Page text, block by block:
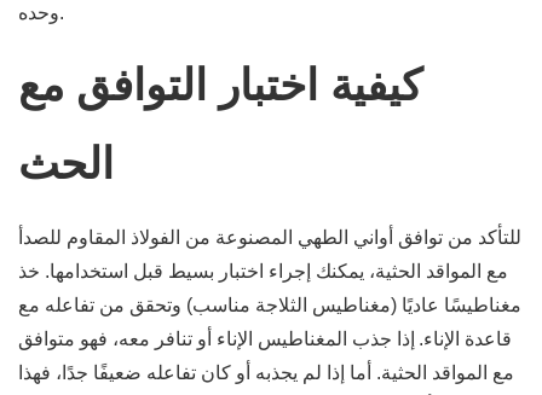
وحده.
كيفية اختبار التوافق مع
الحث
للتأكد من توافق أواني الطهي المصنوعة من الفولاذ المقاوم للصدأ
مع المواقد الحثية، يمكنك إجراء اختبار بسيط قبل استخدامها. خذ
مغناطيسًا عاديًا (مغناطيس الثلاجة مناسب) وتحقق من تفاعله مع
قاعدة الإناء. إذا جذب المغناطيس الإناء أو تنافر معه، فهو متوافق
مع المواقد الحثية. أما إذا لم يجذبه أو كان تفاعله ضعيفًا جدًا، فهذا